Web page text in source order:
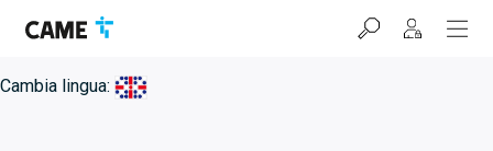
di
Cambia lingua: